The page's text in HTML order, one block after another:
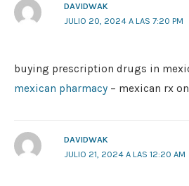
DAVIDWAK
JULIO 20, 2024 A LAS 7:20 PM
buying prescription drugs in
mexican pharmacy – mexican rx
DAVIDWAK
JULIO 21, 2024 A LAS 12:20 AM